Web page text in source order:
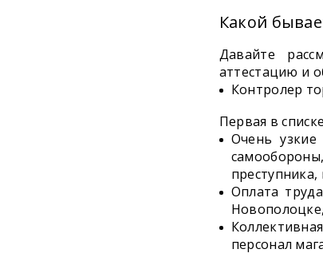
Какой
Давайте
аттестацию и
Контролер
Первая в
Очень
Оплата
персонал